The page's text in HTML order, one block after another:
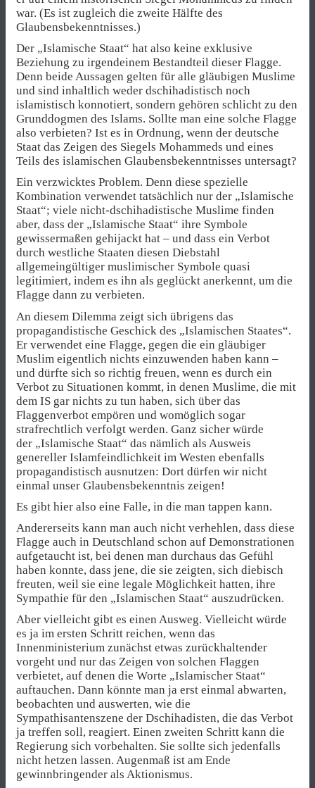
war. (Es ist zugleich die zweite Hälfte des
Glaubensbekenntnisses.)
Der „Islamische Staat“ hat also keine exklusive
Beziehung zu irgendeinem Bestandteil dieser Flagge.
Denn beide Aussagen gelten für alle gläubigen Muslime
und sind inhaltlich weder dschihadistisch noch
islamistisch konnotiert, sondern gehören schlicht zu den
Grunddogmen des Islams. Sollte man eine solche Flagge
also verbieten? Ist es in Ordnung, wenn der deutsche
Staat das Zeigen des Siegels Mohammeds und eines
Teils des islamischen Glaubensbekenntnisses untersagt?
Ein verzwicktes Problem. Denn diese spezielle
Kombination verwendet tatsächlich nur der „Islamische
Staat“; viele nicht-dschihadistische Muslime finden
aber, dass der „Islamische Staat“ ihre Symbole
gewissermaßen gehijackt hat – und dass ein Verbot
durch westliche Staaten diesen Diebstahl
allgemeingültiger muslimischer Symbole quasi
legitimiert, indem es ihn als geglückt anerkennt, um die
Flagge dann zu verbieten.
An diesem Dilemma zeigt sich übrigens das
propagandistische Geschick des „Islamischen Staates“.
Er verwendet eine Flagge, gegen die ein gläubiger
Muslim eigentlich nichts einzuwenden haben kann –
und dürfte sich so richtig freuen, wenn es durch ein
Verbot zu Situationen kommt, in denen Muslime, die mit
dem IS gar nichts zu tun haben, sich über das
Flaggenverbot empören und womöglich sogar
strafrechtlich verfolgt werden. Ganz sicher würde
der „Islamische Staat“ das nämlich als Ausweis
genereller Islamfeindlichkeit im Westen ebenfalls
propagandistisch ausnutzen: Dort dürfen wir nicht
einmal unser Glaubensbekenntnis zeigen!
Es gibt hier also eine Falle, in die man tappen kann.
Andererseits kann man auch nicht verhehlen, dass diese
Flagge auch in Deutschland schon auf Demonstrationen
aufgetaucht ist, bei denen man durchaus das Gefühl
haben konnte, dass jene, die sie zeigten, sich diebisch
freuten, weil sie eine legale Möglichkeit hatten, ihre
Sympathie für den „Islamischen Staat“ auszudrücken.
Aber vielleicht gibt es einen Ausweg. Vielleicht würde
es ja im ersten Schritt reichen, wenn das
Innenministerium zunächst etwas zurückhaltender
vorgeht und nur das Zeigen von solchen Flaggen
verbietet, auf denen die Worte „Islamischer Staat“
auftauchen. Dann könnte man ja erst einmal abwarten,
beobachten und auswerten, wie die
Sympathisantenszene der Dschihadisten, die das Verbot
ja treffen soll, reagiert. Einen zweiten Schritt kann die
Regierung sich vorbehalten. Sie sollte sich jedenfalls
nicht hetzen lassen. Augenmaß ist am Ende
gewinnbringender als Aktionismus.